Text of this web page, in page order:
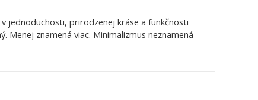
jednoduchosti, prirodzenej kráse a funkčnosti
znamená viac. Minimalizmus neznamená